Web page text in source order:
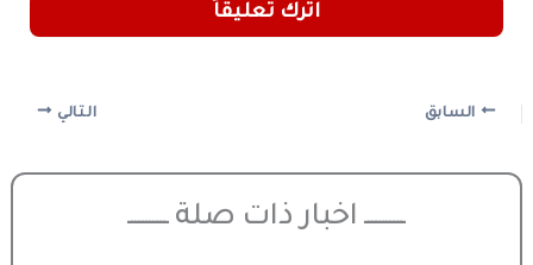
اترك تعليقاً
السابق التالي
ـــــــــــ اخبار ذات صلة ـــــــــــ